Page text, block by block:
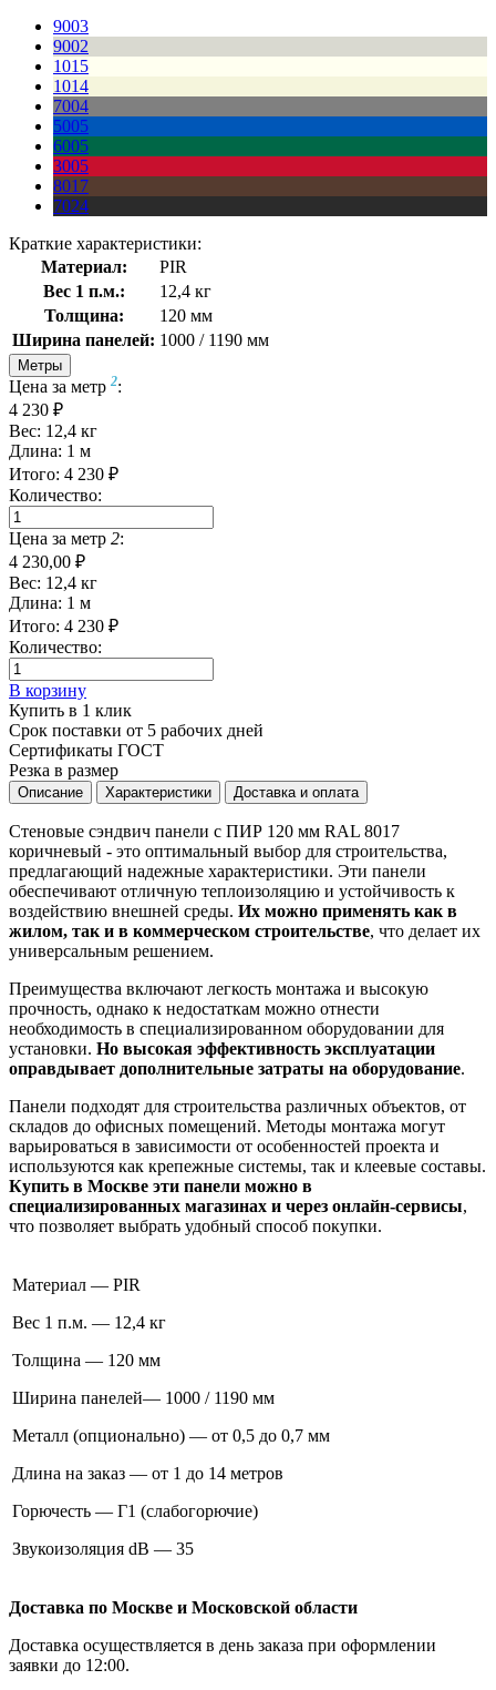
9003
9002
1015
1014
7004
5005
6005
3005
8017
7024
Краткие характеристики:
Материал:
PIR
Вес 1 п.м.:
12,4 кг
Толщина:
120 мм
Ширина панелей: 1000 / 1190 мм
Метры
Цена за метр 2:
4 230 ₽
Вес: 12,4 кг
Длина: 1 м
Итого: 4 230 ₽
Количество:
Цена за метр 2:
4 230,00 ₽
Вес: 12,4 кг
Длина: 1 м
Итого: 4 230 ₽
Количество:
В корзину
Купить в 1 клик
Срок поставки от 5 рабочих дней
Сертификаты ГОСТ
Резка в размер
Описание Характеристики Доставка и оплата
Стеновые сэндвич панели с ПИР 120 мм RAL 8017
коричневый - это оптимальный выбор для строительства,
предлагающий надежные характеристики. Эти панели
обеспечивают отличную теплоизоляцию и устойчивость к
воздействию внешней среды. Их можно применять как в
жилом, так и в коммерческом строительстве, что делает их
универсальным решением.
Преимущества включают легкость монтажа и высокую
прочность, однако к недостаткам можно отнести
необходимость в специализированном оборудовании для
установки. Но высокая эффективность эксплуатации
оправдывает дополнительные затраты на оборудование.
Панели подходят для строительства различных объектов, от
складов до офисных помещений. Методы монтажа могут
варьироваться в зависимости от особенностей проекта и
используются как крепежные системы, так и клеевые составы.
Купить в Москве эти панели можно в
специализированных магазинах и через онлайн-сервисы,
что позволяет выбрать удобный способ покупки.
Материал — PIR
Вес 1 п.м. — 12,4 кг
Толщина — 120 мм
Ширина панелей— 1000 / 1190 мм
Металл (опционально) — от 0,5 до 0,7 мм
Длина на заказ — от 1 до 14 метров
Горючесть — Г1 (слабогорючие)
Звукоизоляция dB — 35
Доставка по Москве и Московской области
Доставка осуществляется в день заказа при оформлении
заявки до 12:00.